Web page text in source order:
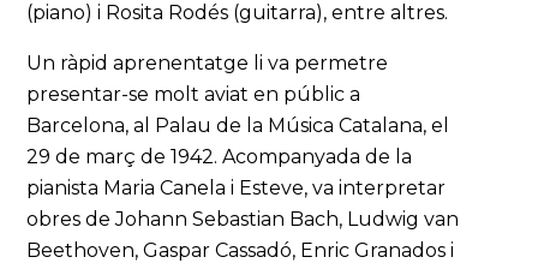
(piano) i Rosita Rodés (guitarra), entre altres.
Un ràpid aprenentatge li va permetre
presentar-se molt aviat en públic a
Barcelona, al Palau de la Música Catalana, el
29 de març de 1942. Acompanyada de la
pianista Maria Canela i Esteve, va interpretar
obres de Johann Sebastian Bach, Ludwig van
Beethoven, Gaspar Cassadó, Enric Granados i